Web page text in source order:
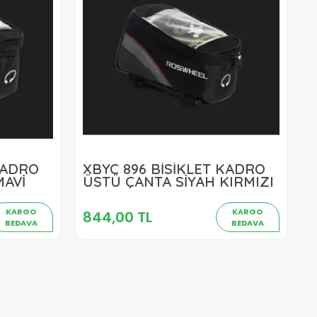
KARGO
BEDAVA
XBYC 896 BİSİKLET KADRO
ÜSTÜ ÇANTA SİYAH KIRMIZI
844,00 TL
KARGO
BEDAVA
844,00 TL